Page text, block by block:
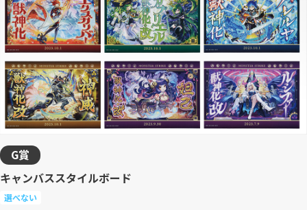
G賞
キャンバススタイルボード
選べない